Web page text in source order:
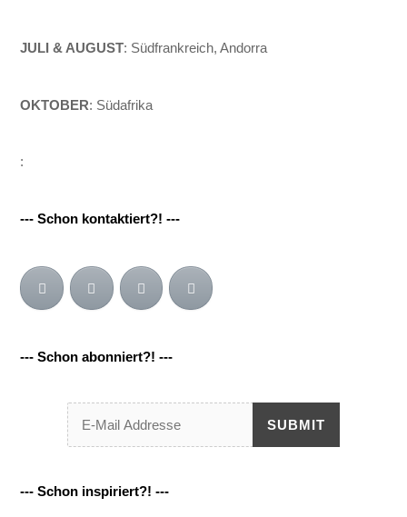
JULI & AUGUST: Südfrankreich, Andorra
OKTOBER: Südafrika
:
--- Schon kontaktiert?! ---
--- Schon abonniert?! ---
SUBMIT
--- Schon inspiriert?! ---